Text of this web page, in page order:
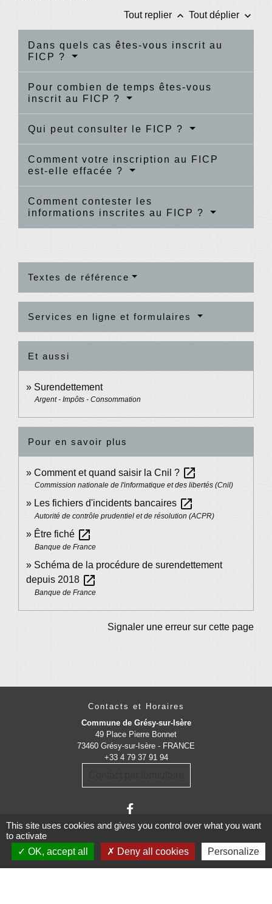
Tout replier keyboard_arrow_up Tout déplier keyboard_arrow_down
Dans quels cas êtes-vous inscrit au
FICP ?
Pour combien de temps êtes-vous
inscrit au FICP ?
Qui peut consulter le FICP ?
Comment votre inscription au FICP
est-elle effacée ?
Comment contester les
informations inscrites au FICP ?
Textes de référence
Services en ligne et formulaires
Et aussi
Surendettement
Argent - Impôts - Consommation
Pour en savoir plus
Comment et quand saisir la Cnil ? open_in_new
Commission nationale de l'informatique et des libertés (Cnil)
Les fichiers d'incidents bancaires open_in_new
Autorité de contrôle prudentiel et de résolution (ACPR)
Être fiché open_in_new
Banque de France
Schéma de la procédure de surendettement
depuis 2018 open_in_new
Banque de France
Signaler une erreur sur cette page
Contacts et Horaires
Commune de Grésy-sur-Isère
49 Place Pierre Bonnet
73460 Grésy-sur-Isère - FRANCE
+33 4 79 37 91 94
This site uses cookies and gives you control over what you want
to activate
OK, accept all
Deny all cookies Personalize